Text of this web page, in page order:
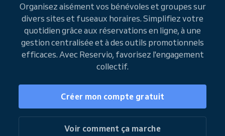
Organisez aisément vos bénévoles et groupes sur
divers sites et fuseaux horaires. Simplifiez votre
quotidien grâce aux réservations en ligne, à une
gestion centralisée et à des outils promotionnels
efficaces. Avec Reservio, favorisez l'engagement
collectif.
Créer mon compte gratuit
Voir comment ça marche